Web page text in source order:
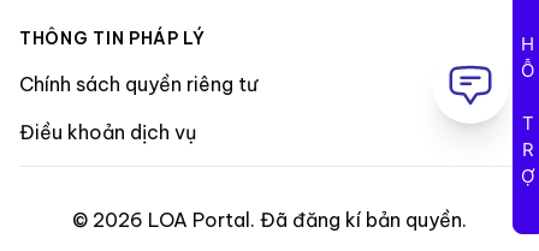
THÔNG TIN PHÁP LÝ
Chính sách quyền riêng tư
Điều khoản dịch vụ
© 2026 LOA Portal. Đã đăng kí bản quyền.
HỖ TRỢ